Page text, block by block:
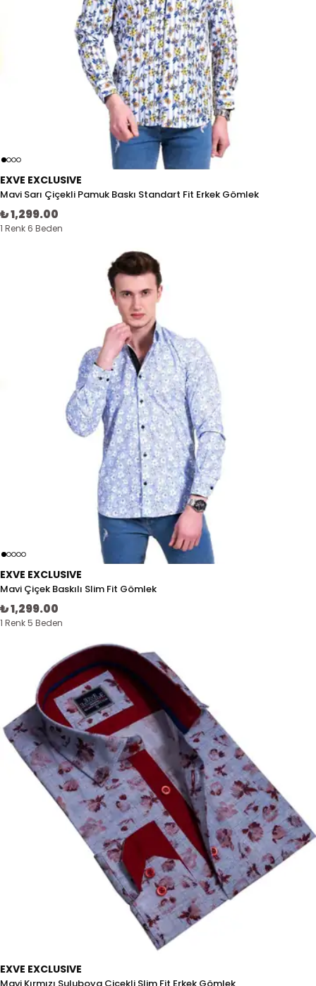
EXVE EXCLUSIVE
Mavi Sarı Çiçekli Pamuk Baskı Standart Fit Erkek Gömlek
₺ 1,299.00
1 Renk 6 Beden
EXVE EXCLUSIVE
Mavi Çiçek Baskılı Slim Fit Gömlek
₺ 1,299.00
1 Renk 5 Beden
EXVE EXCLUSIVE